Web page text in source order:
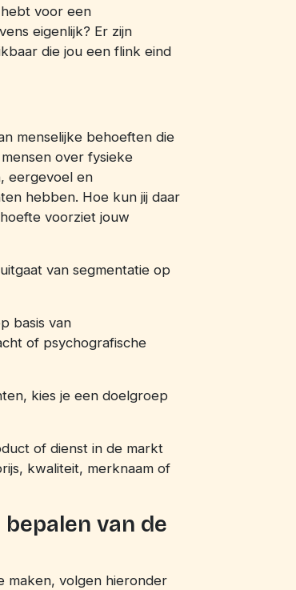
voor een
eigenlijk? Er zijn
die jou een flink eind
menselijke behoeften die
over fysieke
eergevoel en
hebben. Hoe kun jij daar
voorziet jouw
van segmentatie op
basis van
of psychografische
kies je een doelgroep
of dienst in de markt
kwaliteit, merknaam of
van de
maken, volgen hieronder